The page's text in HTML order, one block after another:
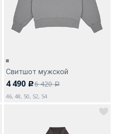
Свитшот мужской
4 490 c6 420a
46, 48, 50, 52, 54